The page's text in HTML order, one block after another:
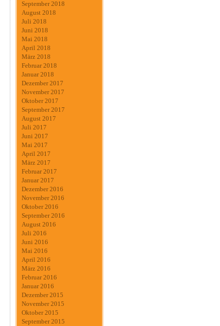
September 2018
August 2018
Juli 2018
Juni 2018
Mai 2018
April 2018
März 2018
Februar 2018
Januar 2018
Dezember 2017
November 2017
Oktober 2017
September 2017
August 2017
Juli 2017
Juni 2017
Mai 2017
April 2017
März 2017
Februar 2017
Januar 2017
Dezember 2016
November 2016
Oktober 2016
September 2016
August 2016
Juli 2016
Juni 2016
Mai 2016
April 2016
März 2016
Februar 2016
Januar 2016
Dezember 2015
November 2015
Oktober 2015
September 2015